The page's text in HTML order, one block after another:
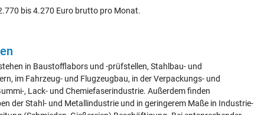
bis 4.270 Euro brutto pro Monat.
in Baustofflabors und -prüfstellen, Stahlbau- und
im Fahrzeug- und Flugzeugbau, in der Verpackungs- und
, Lack- und Chemiefaserindustrie. Außerdem finden
der Stahl- und Metallindustrie und in geringerem Maße in Industrie-